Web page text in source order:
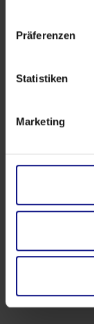
Präferenzen
Statistiken
Marketing